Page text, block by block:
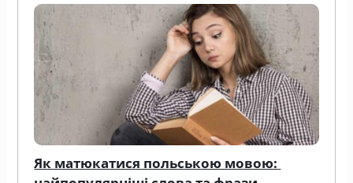
Як матюкатися польською мовою: